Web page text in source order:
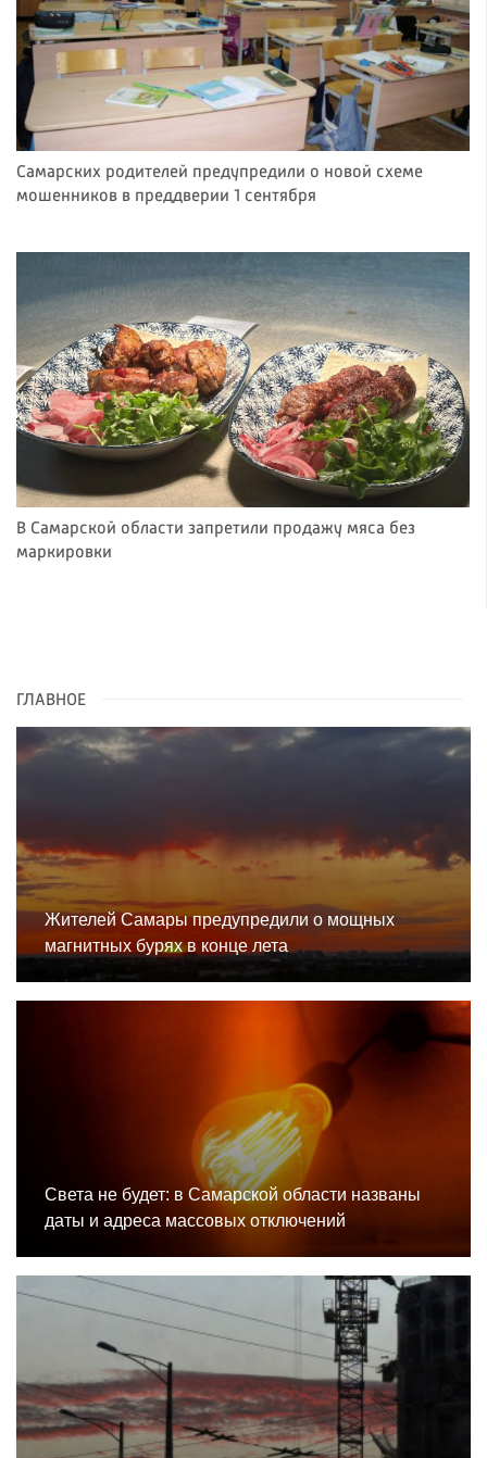
Самарских родителей предупредили о новой схеме
мошенников в преддверии 1 сентября
В Самарской области запретили продажу мяса без
маркировки
ГЛАВНОЕ
Жителей Самары предупредили о мощных
магнитных бурях в конце лета
Света не будет: в Самарской области названы
даты и адреса массовых отключений